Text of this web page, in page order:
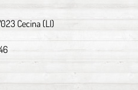
Cecina (LI)